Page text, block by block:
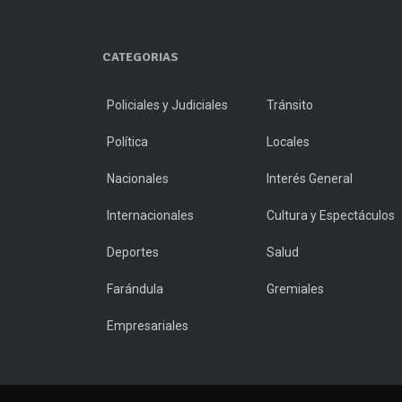
CATEGORIAS
Policiales y Judiciales Tránsito
Política Locales
Nacionales Interés General
Internacionales Cultura y Espectáculos
Deportes Salud
Farándula Gremiales
Empresariales